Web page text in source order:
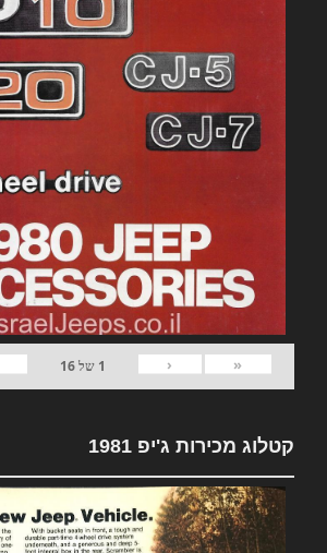
«
‹
1 של16
קטלוג מכירות ג'יפ 1981